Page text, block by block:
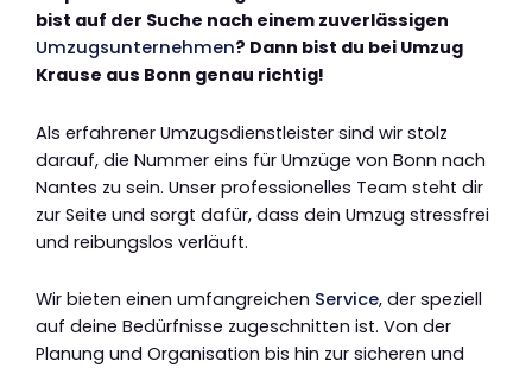
bist auf der Suche nach einem zuverlässigen
Umzugsunternehmen? Dann bist du bei Umzug
Krause aus Bonn genau richtig!
Als erfahrener Umzugsdienstleister sind wir stolz
darauf, die Nummer eins für Umzüge von Bonn nach
Nantes zu sein. Unser professionelles Team steht dir
zur Seite und sorgt dafür, dass dein Umzug stressfrei
und reibungslos verläuft.
Wir bieten einen umfangreichen Service, der speziell
auf deine Bedürfnisse zugeschnitten ist. Von der
Planung und Organisation bis hin zur sicheren und